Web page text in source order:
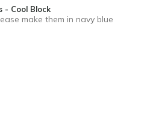
Into Shoes
- Cool Block
make them in navy blue